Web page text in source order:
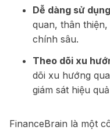
Dễ dàng sử
quan, thân
chính sâu.
Theo dõi xu
dõi xu hướng
giám sát hiệu
FinanceBrain là một